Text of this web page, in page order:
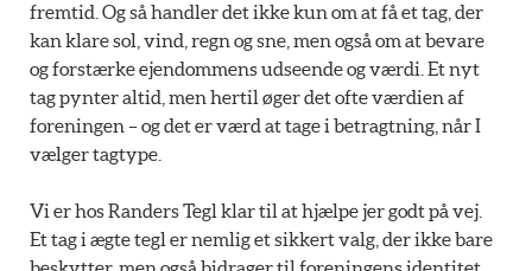
fremtid. Og så handler det ikke kun om at få et tag, der
kan klare sol, vind, regn og sne, men også om at bevare
og forstærke ejendommens udseende og værdi. Et nyt
tag pynter altid, men hertil øger det ofte værdien af
foreningen – og det er værd at tage i betragtning, når I
vælger tagtype.
Vi er hos Randers Tegl klar til at hjælpe jer godt på vej.
Et tag i ægte tegl er nemlig et sikkert valg, der ikke bare